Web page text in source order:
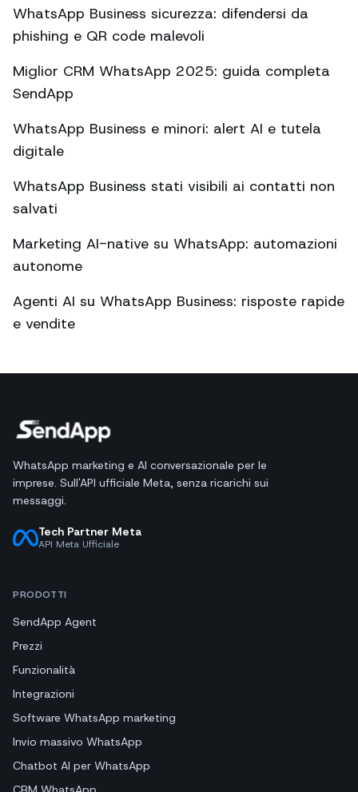
WhatsApp Business sicurezza: difendersi da
phishing e QR code malevoli
Miglior CRM WhatsApp 2025: guida completa
SendApp
WhatsApp Business e minori: alert AI e tutela
digitale
WhatsApp Business stati visibili ai contatti non
salvati
Marketing AI-native su WhatsApp: automazioni
autonome
Agenti AI su WhatsApp Business: risposte rapide
e vendite
WhatsApp marketing e AI conversazionale per le
imprese. Sull'API ufficiale Meta, senza ricarichi sui
messaggi.
Tech Partner Meta
API Meta Ufficiale
PRODOTTI
SendApp Agent
Prezzi
Funzionalità
Integrazioni
Software WhatsApp marketing
Invio massivo WhatsApp
Chatbot AI per WhatsApp